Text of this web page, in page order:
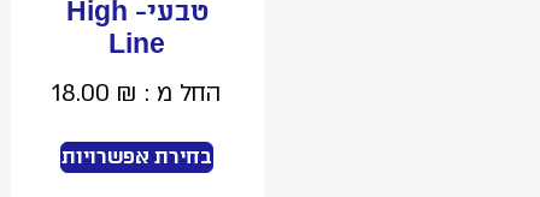
טבעי- High
Line
החל מ : 18.00₪
בחירת אפשרויות